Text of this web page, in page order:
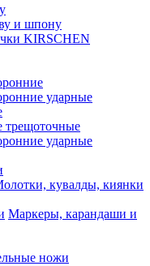
и шпону
KIRSCHEN
ударные
трещоточные
ударные
кувалды, киянки
Маркеры, карандаши и
ножи